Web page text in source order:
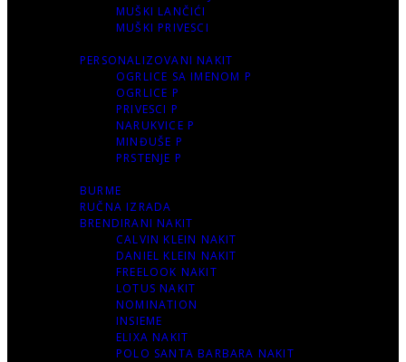
MUŠKI LANČIĆI
MUŠKI PRIVESCI
PERSONALIZOVANI NAKIT
OGRLICE SA IMENOM P
OGRLICE P
PRIVESCI P
NARUKVICE P
MINĐUŠE P
PRSTENJE P
BURME
RUČNA IZRADA
BRENDIRANI NAKIT
CALVIN KLEIN NAKIT
DANIEL KLEIN NAKIT
FREELOOK NAKIT
LOTUS NAKIT
NOMINATION
INSIEME
ELIXA NAKIT
POLO SANTA BARBARA NAKIT